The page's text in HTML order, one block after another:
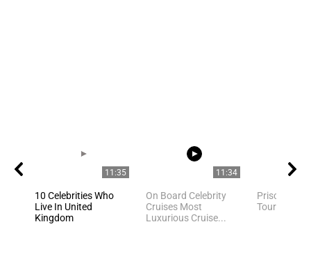
11:35
10 Celebrities Who
Live In United
Kingdom
11:34
On Board Celebrity
Cruises Most
Luxurious Cruise...
Priscilla
Tour